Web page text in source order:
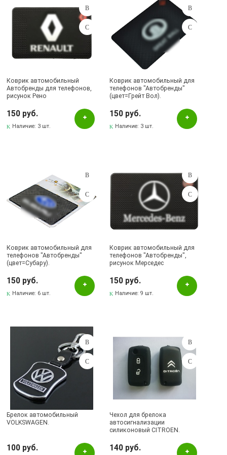
Коврик автомобильный
Автобренды для телефонов,
рисунок Рено
150 руб.
Наличие: 3 шт.
Коврик автомобильный для
телефонов "Автобренды"
(цвет=Грейт Вол).
150 руб.
Наличие: 3 шт.
Коврик автомобильный для
телефонов "Автобренды"
(цвет=Субару).
150 руб.
Наличие: 6 шт.
Коврик автомобильный для
телефонов "Автобренды",
рисунок Мерседес
150 руб.
Наличие:9 шт.
Брелок автомобильный
VOLKSWAGEN.
100 руб.
Чехол для брелока
автосигнализации
силиконовый CITROEN.
140 руб.